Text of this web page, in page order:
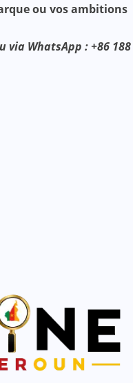
ou vos ambitions
via WhatsApp : +86 188